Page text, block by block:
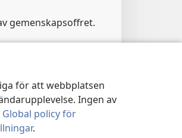
för att webbplatsen
Ingen av
Global policy för
.
gemenskapsoffret.